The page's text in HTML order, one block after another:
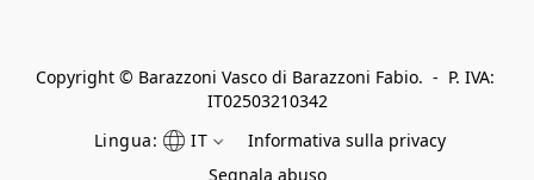
Copyright © Barazzoni Vasco di Barazzoni Fabio.  -  P. IVA:
IT02503210342
Lingua:
IT
Informativa sulla privacy
Segnala abuso